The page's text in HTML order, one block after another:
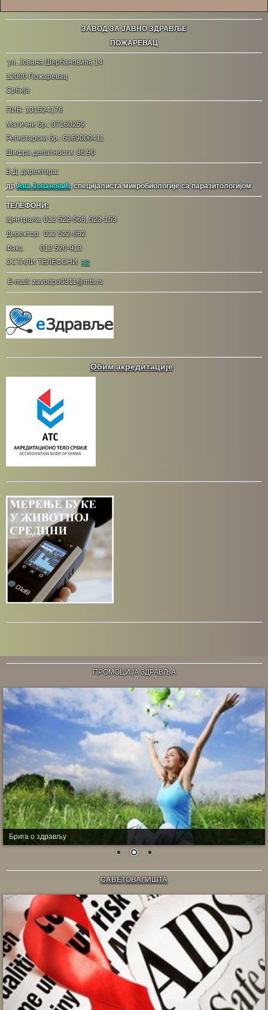
ЗАВОД ЗА ЈАВНО ЗДРАВЉЕ
ПОЖАРЕВАЦ
ул. Јована Шербановића 14
12000 Пожаревац
Србија
ПИБ: 101524176
Матични бр.: 07160259
Регистарски бр.: 6169000411
Шифра делатности: 86.90
В.Д: директора:
дрАна Јовановић, специјалиста микробиологије са паразитологијом
ТЕЛЕФОНИ:
Централа: 012 522-568, 523-153
Директор: 012 522-682
Факс. 012 520-913
ОСТАЛИ ТЕЛЕФОНИ>>
E-mail: zavodpo0311@mts.rs
Обим акредитације
ПРОМОЦИЈА ЗДРАВЉА
Брига о здрављу
САВЕТОВАЛИШТА